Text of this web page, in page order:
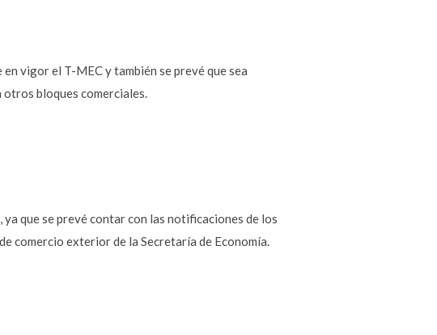
vigor el T-MEC y también se prevé que sea
bloques comerciales.
que se prevé contar con las notificaciones de los
comercio exterior de la Secretaría de Economía.